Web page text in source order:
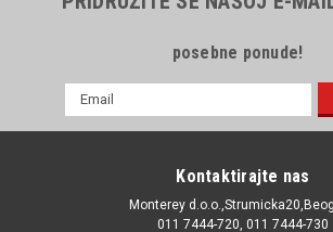
posebne ponude!
mail
Kontaktirajte nas
Monterey
011 7444-720, 011 7444-730